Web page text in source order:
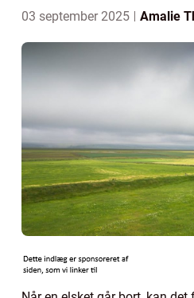
03 september 2025 Amalie